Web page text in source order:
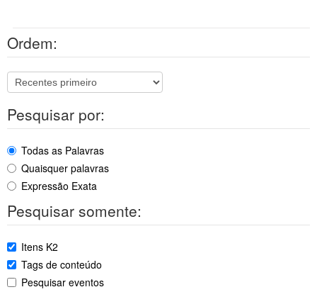
Ordem:
Pesquisar por:
Todas as Palavras
Quaisquer palavras
Expressão Exata
Pesquisar somente:
Itens K2
Tags de conteúdo
Pesquisar eventos